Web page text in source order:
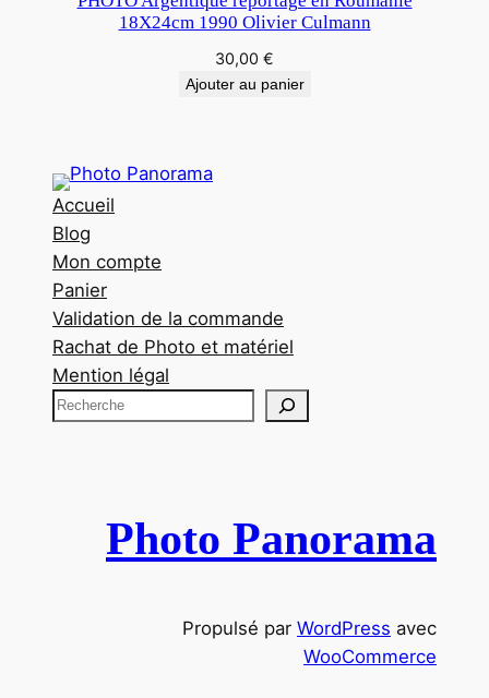
18X24cm 1990 Olivier Culmann
30,00 €
Ajouter au panier
Accueil
Blog
Mon compte
Panier
Validation de la commande
Rachat de Photo et matériel
Mention légal
R
Photo Panorama
Propulsé par WordPress avec
WooCommerce